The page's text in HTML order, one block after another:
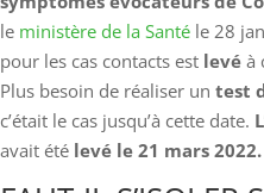
le ministère de la Santé le 28
pour les cas contacts est levé à
Plus besoin de réaliser un test
c’était le cas jusqu’à cette date.
avait été levé le 21 mars 2022.